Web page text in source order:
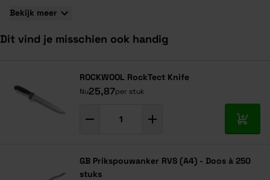
Geen naadvorming tussen de platen, dus geen
warmteverlies.
Bekijk meer
Dit vind je misschien ook handig
ROCKWOOL RockTect Knife
Nu25,87per stuk
In
GB Prikspouwanker RVS (A4) - Doos à 250
stuks